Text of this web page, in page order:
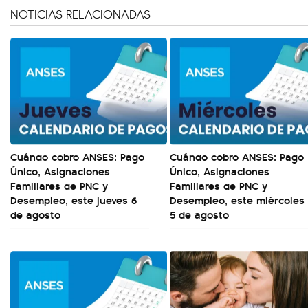
NOTICIAS RELACIONADAS
Cuándo cobro ANSES: Pago
Único, Asignaciones
Familiares de PNC y
Desempleo, este jueves 6
de agosto
Cuándo cobro ANSES: Pago
Único, Asignaciones
Familiares de PNC y
Desempleo, este miércoles
5 de agosto